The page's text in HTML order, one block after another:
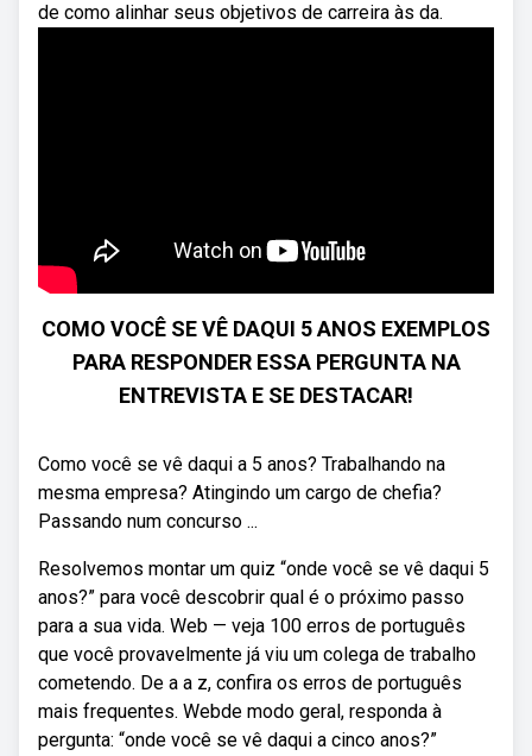
de como alinhar seus objetivos de carreira às da.
COMO VOCÊ SE VÊ DAQUI 5 ANOS EXEMPLOS
PARA RESPONDER ESSA PERGUNTA NA
ENTREVISTA E SE DESTACAR!
Como você se vê daqui a 5 anos? Trabalhando na
mesma empresa? Atingindo um cargo de chefia?
Passando num concurso ...
Resolvemos montar um quiz “onde você se vê daqui 5
anos?” para você descobrir qual é o próximo passo
para a sua vida. Web — veja 100 erros de português
que você provavelmente já viu um colega de trabalho
cometendo. De a a z, confira os erros de português
mais frequentes. Webde modo geral, responda à
pergunta: “onde você se vê daqui a cinco anos?”